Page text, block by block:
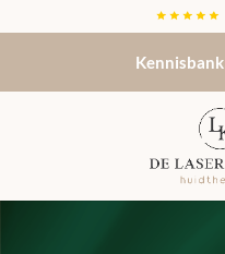
Kennisbank